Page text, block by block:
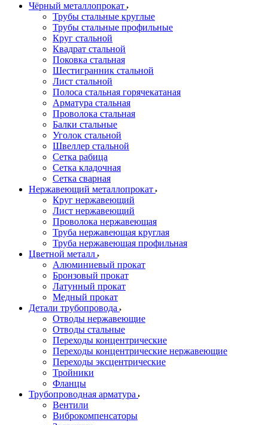
Чёрный металлопрокат
Трубы стальные круглые
Трубы стальные профильные
Круг стальной
Квадрат стальной
Поковка стальная
Шестигранник стальной
Лист стальной
Полоса стальная горячекатаная
Арматура стальная
Проволока стальная
Балки стальные
Уголок стальной
Швеллер стальной
Сетка рабица
Сетка кладочная
Сетка сварная
Нержавеющий металлопрокат
Круг нержавеющий
Лист нержавеющий
Проволока нержавеющая
Труба нержавеющая круглая
Труба нержавеющая профильная
Цветной металл
Алюминиевый прокат
Бронзовый прокат
Латунный прокат
Медный прокат
Детали трубопровода
Отводы нержавеющие
Отводы стальные
Переходы концентрические
Переходы концентрические нержавеющие
Переходы эксцентрические
Тройники
Фланцы
Трубопроводная арматура
Вентили
Виброкомпенсаторы